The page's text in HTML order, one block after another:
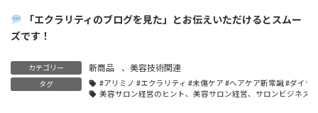
「エクラリティのブログを見た」とお伝えいただけるとスムー
ズです！
カテゴリー 新商品 、 美容技術関連
タグ
#アリミノ #エクラリティ #未傷ケア #ヘアケア新常識 #ダイ
美容サロン経営のヒント、美容サロン経営、サロンビジネス